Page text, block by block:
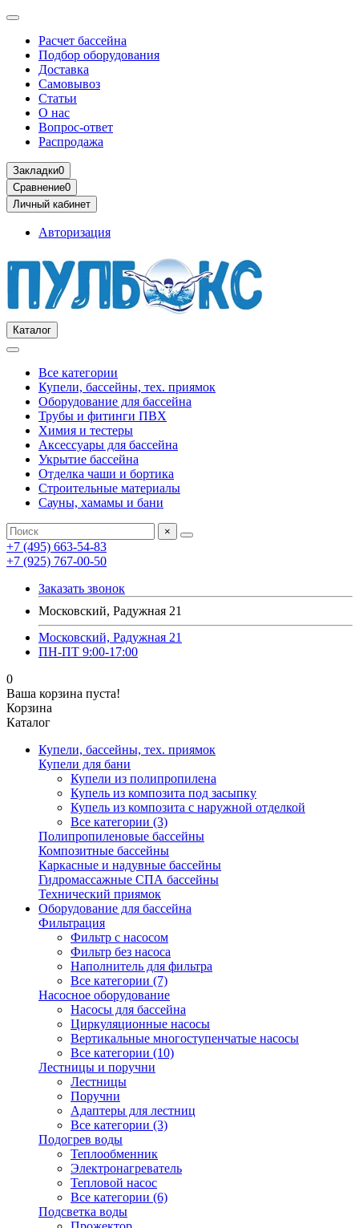
Расчет бассейна
Подбор оборудования
Доставка
Самовывоз
Статьи
О нас
Вопрос-ответ
Распродажа
Закладки0
Сравнение0
Личный кабинет
Авторизация
Каталог
Все категории
Купели, бассейны, тех. приямок
Оборудование для бассейна
Трубы и фитинги ПВХ
Химия и тестеры
Аксессуары для бассейна
Укрытие бассейна
Отделка чаши и бортика
Строительные материалы
Сауны, хамамы и бани
×
+7 (495) 663-54-83
+7 (925) 767-00-50
Заказать звонок
Московский, Радужная 21
Московский, Радужная 21
ПН-ПТ 9:00-17:00
0
Ваша корзина пуста!
Корзина
Каталог
Купели, бассейны, тех. приямок
Купели для бани
Купели из полипропилена
Купель из композита под засыпку
Купель из композита с наружной отделкой
Все категории (3)
Полипропиленовые бассейны
Композитные бассейны
Каркасные и надувные бассейны
Гидромассажные СПА бассейны
Технический приямок
Оборудование для бассейна
Фильтрация
Фильтр с насосом
Фильтр без насоса
Наполнитель для фильтра
Все категории (7)
Насосное оборудование
Насосы для бассейна
Циркуляционные насосы
Вертикальные многоступенчатые насосы
Все категории (10)
Лестницы и поручни
Лестницы
Поручни
Адаптеры для лестниц
Все категории (3)
Подогрев воды
Теплообменник
Электронагреватель
Тепловой насос
Все категории (6)
Подсветка воды